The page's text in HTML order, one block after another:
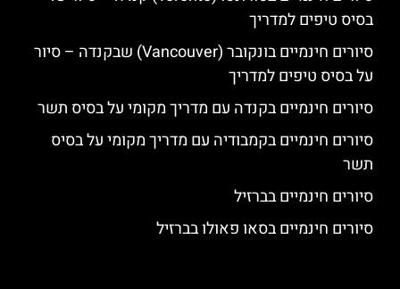
בסיס טיפים למדריך
סיורים חינמיים בונקובר (Vancouver) שבקנדה – סיור
על בסיס טיפים למדריך
סיורים חינמיים בקנדה עם מדריך מקומי על בסיס תשר
סיורים חינמיים בקמבודיה עם מדריך מקומי על בסיס
תשר
סיורים חינמיים בברזיל
סיורים חינמיים בסאו פאולו בברזיל